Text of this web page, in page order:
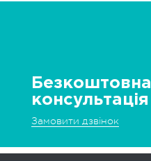
Безкоштовна
консультація
Замовити дзвінок